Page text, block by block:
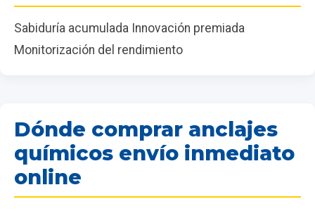
Sabiduría acumulada Innovación premiada
Monitorización del rendimiento
Dónde comprar anclajes
químicos envío inmediato
online